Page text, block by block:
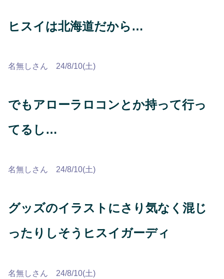
ヒスイは北海道だから…
名無しさん 24/8/10(土)
でもアローラロコンとか持って行っ
てるし…
名無しさん 24/8/10(土)
グッズのイラストにさり気なく混じ
ったりしそうヒスイガーディ
名無しさん 24/8/10(土)